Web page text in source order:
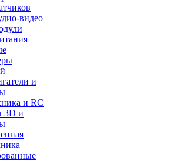
видео
и
и RC
3D и